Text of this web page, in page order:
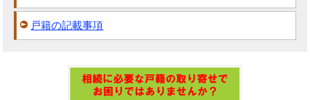
戸籍の記載事項